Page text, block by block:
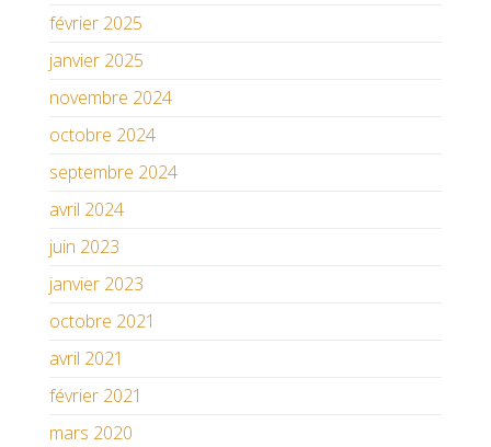
février 2025
janvier 2025
novembre 2024
octobre 2024
septembre 2024
avril 2024
juin 2023
janvier 2023
octobre 2021
avril 2021
février 2021
mars 2020